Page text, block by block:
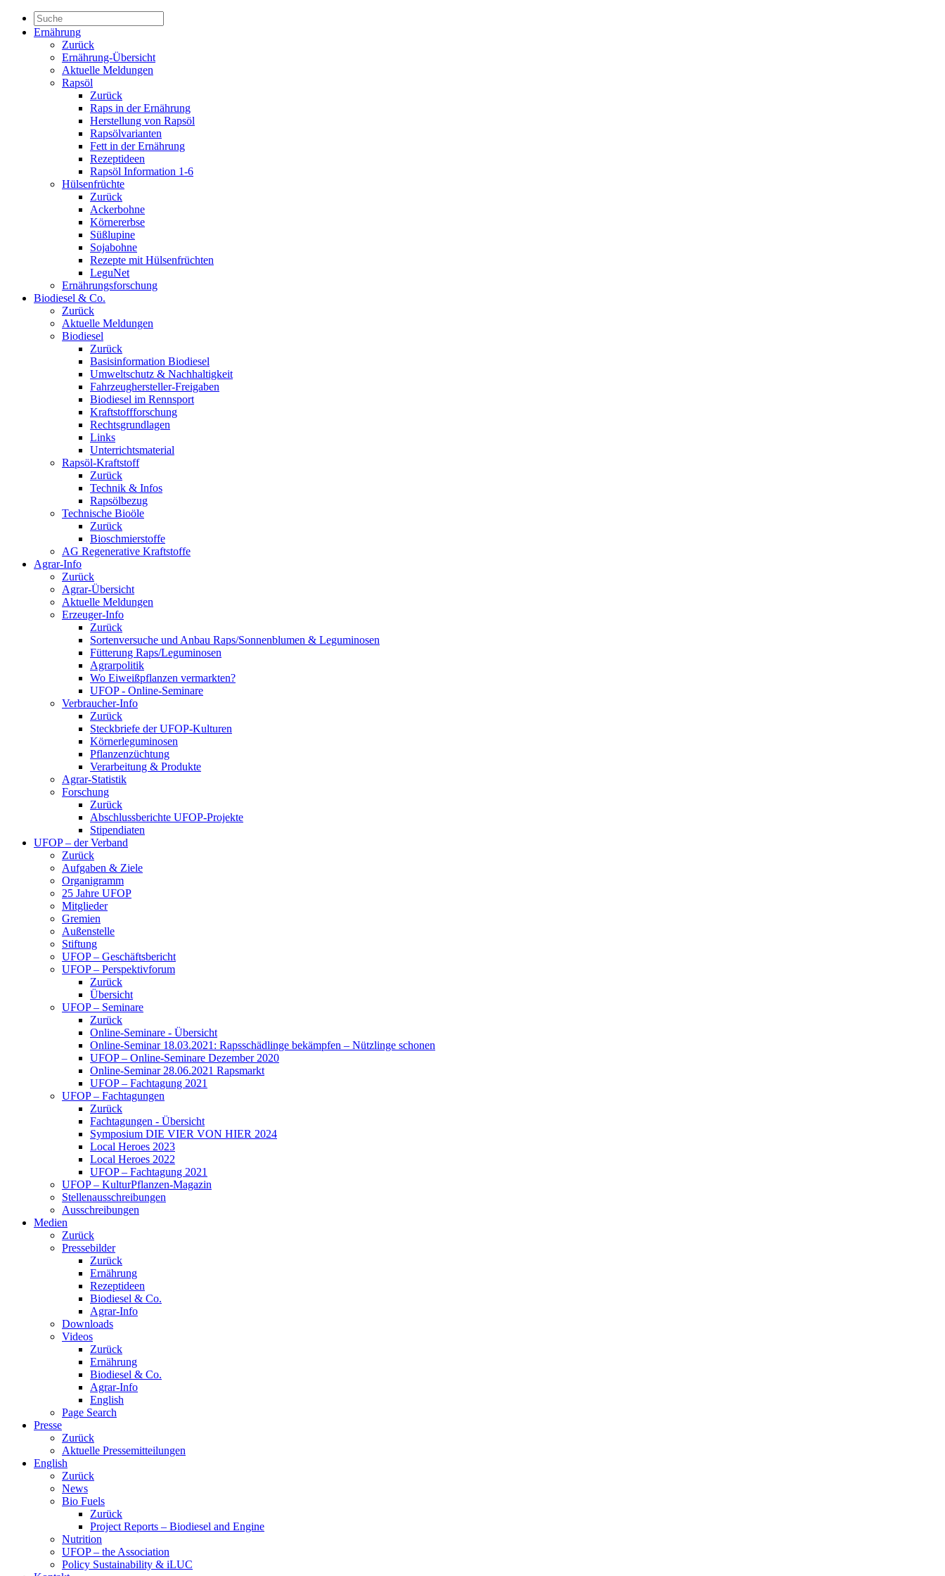
Ernährung
Zurück
Ernährung-Übersicht
Aktuelle Meldungen
Rapsöl
Zurück
Raps in der Ernährung
Herstellung von Rapsöl
Rapsölvarianten
Fett in der Ernährung
Rezeptideen
Rapsöl Information 1-6
Hülsenfrüchte
Zurück
Ackerbohne
Körnererbse
Süßlupine
Sojabohne
Rezepte mit Hülsenfrüchten
LeguNet
Ernährungsforschung
Biodiesel & Co.
Zurück
Aktuelle Meldungen
Biodiesel
Zurück
Basisinformation Biodiesel
Umweltschutz & Nachhaltigkeit
Fahrzeughersteller-Freigaben
Biodiesel im Rennsport
Kraftstoffforschung
Rechtsgrundlagen
Links
Unterrichtsmaterial
Rapsöl-Kraftstoff
Zurück
Technik & Infos
Rapsölbezug
Technische Bioöle
Zurück
Bioschmierstoffe
AG Regenerative Kraftstoffe
Agrar-Info
Zurück
Agrar-Übersicht
Aktuelle Meldungen
Erzeuger-Info
Zurück
Sortenversuche und Anbau Raps/Sonnenblumen & Leguminosen
Fütterung Raps/Leguminosen
Agrarpolitik
Wo Eiweißpflanzen vermarkten?
UFOP - Online-Seminare
Verbraucher-Info
Zurück
Steckbriefe der UFOP-Kulturen
Körnerleguminosen
Pflanzenzüchtung
Verarbeitung & Produkte
Agrar-Statistik
Forschung
Zurück
Abschlussberichte UFOP-Projekte
Stipendiaten
UFOP – der Verband
Zurück
Aufgaben & Ziele
Organigramm
25 Jahre UFOP
Mitglieder
Gremien
Außenstelle
Stiftung
UFOP – Geschäftsbericht
UFOP – Perspektivforum
Zurück
Übersicht
UFOP – Seminare
Zurück
Online-Seminare - Übersicht
Online-Seminar 18.03.2021: Rapsschädlinge bekämpfen – Nützlinge schonen
UFOP – Online-Seminare Dezember 2020
Online-Seminar 28.06.2021 Rapsmarkt
UFOP – Fachtagung 2021
UFOP – Fachtagungen
Zurück
Fachtagungen - Übersicht
Symposium DIE VIER VON HIER 2024
Local Heroes 2023
Local Heroes 2022
UFOP – Fachtagung 2021
UFOP – KulturPflanzen-Magazin
Stellenausschreibungen
Ausschreibungen
Medien
Zurück
Pressebilder
Zurück
Ernährung
Rezeptideen
Biodiesel & Co.
Agrar-Info
Downloads
Videos
Zurück
Ernährung
Biodiesel & Co.
Agrar-Info
English
Page Search
Presse
Zurück
Aktuelle Pressemitteilungen
English
Zurück
News
Bio Fuels
Zurück
Project Reports – Biodiesel and Engine
Nutrition
UFOP – the Association
Policy Sustainability & iLUC